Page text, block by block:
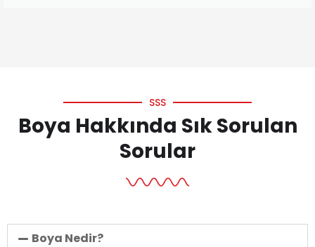
SSS
Boya Hakkında Sık Sorulan
Sorular
Boya Nedir?